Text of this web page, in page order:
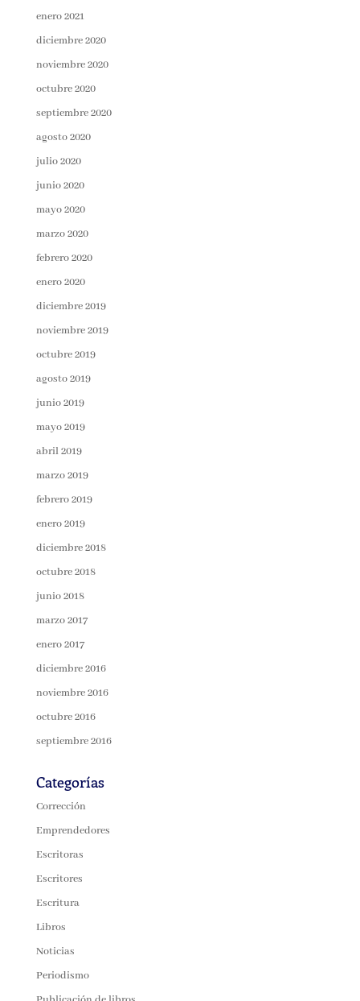
enero 2021
diciembre 2020
noviembre 2020
octubre 2020
septiembre 2020
agosto 2020
julio 2020
junio 2020
mayo 2020
marzo 2020
febrero 2020
enero 2020
diciembre 2019
noviembre 2019
octubre 2019
agosto 2019
junio 2019
mayo 2019
abril 2019
marzo 2019
febrero 2019
enero 2019
diciembre 2018
octubre 2018
junio 2018
marzo 2017
enero 2017
diciembre 2016
noviembre 2016
octubre 2016
septiembre 2016
Categorías
Corrección
Emprendedores
Escritoras
Escritores
Escritura
Libros
Noticias
Periodismo